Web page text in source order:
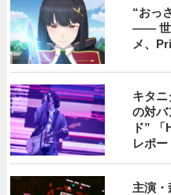
“おっ
―― 世
メ、
キタニ
の対バ
ド”
レポー
主演